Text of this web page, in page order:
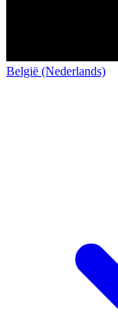
België (Nederlands)